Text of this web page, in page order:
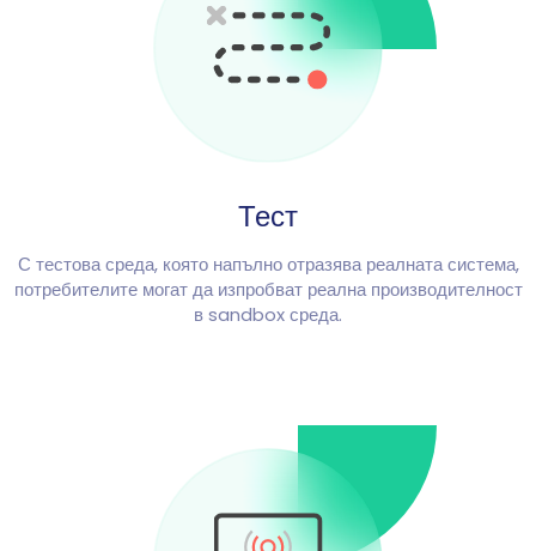
Тест
С тестова среда, която напълно отразява реалната система,
потребителите могат да изпробват реална производителност
в sandbox среда.